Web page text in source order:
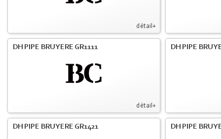
détail+
détail+
DH PIPE BRUYERE GR1111 DH PIPE
DH PIPE BRUYERE GR1421 DH PIPE